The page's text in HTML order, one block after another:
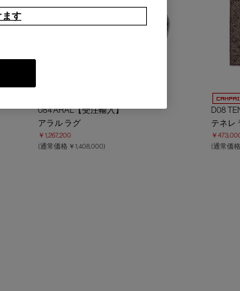
084 ARAL【受注輸入】
アラル ラグ
￥1,267,200
(通常価格 ￥1,408,000)
D08
テネレ
￥
(通常価格
ます